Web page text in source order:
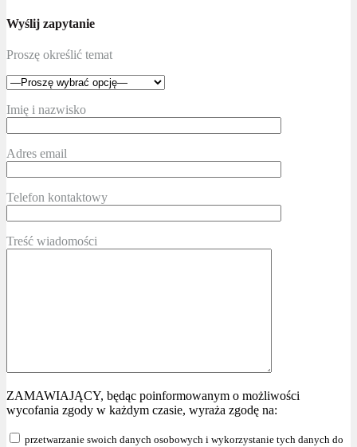
Wyślij zapytanie
Proszę określić temat
Imię i nazwisko
Adres email
Telefon kontaktowy
Treść wiadomości
ZAMAWIAJĄCY, będąc poinformowanym o możliwości
wycofania zgody w każdym czasie, wyraża zgodę na:
przetwarzanie swoich danych osobowych i wykorzystanie tych danych do